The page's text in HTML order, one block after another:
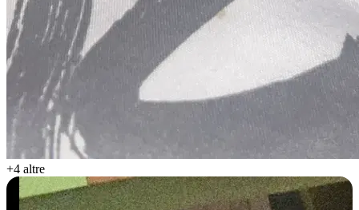
+4 altre